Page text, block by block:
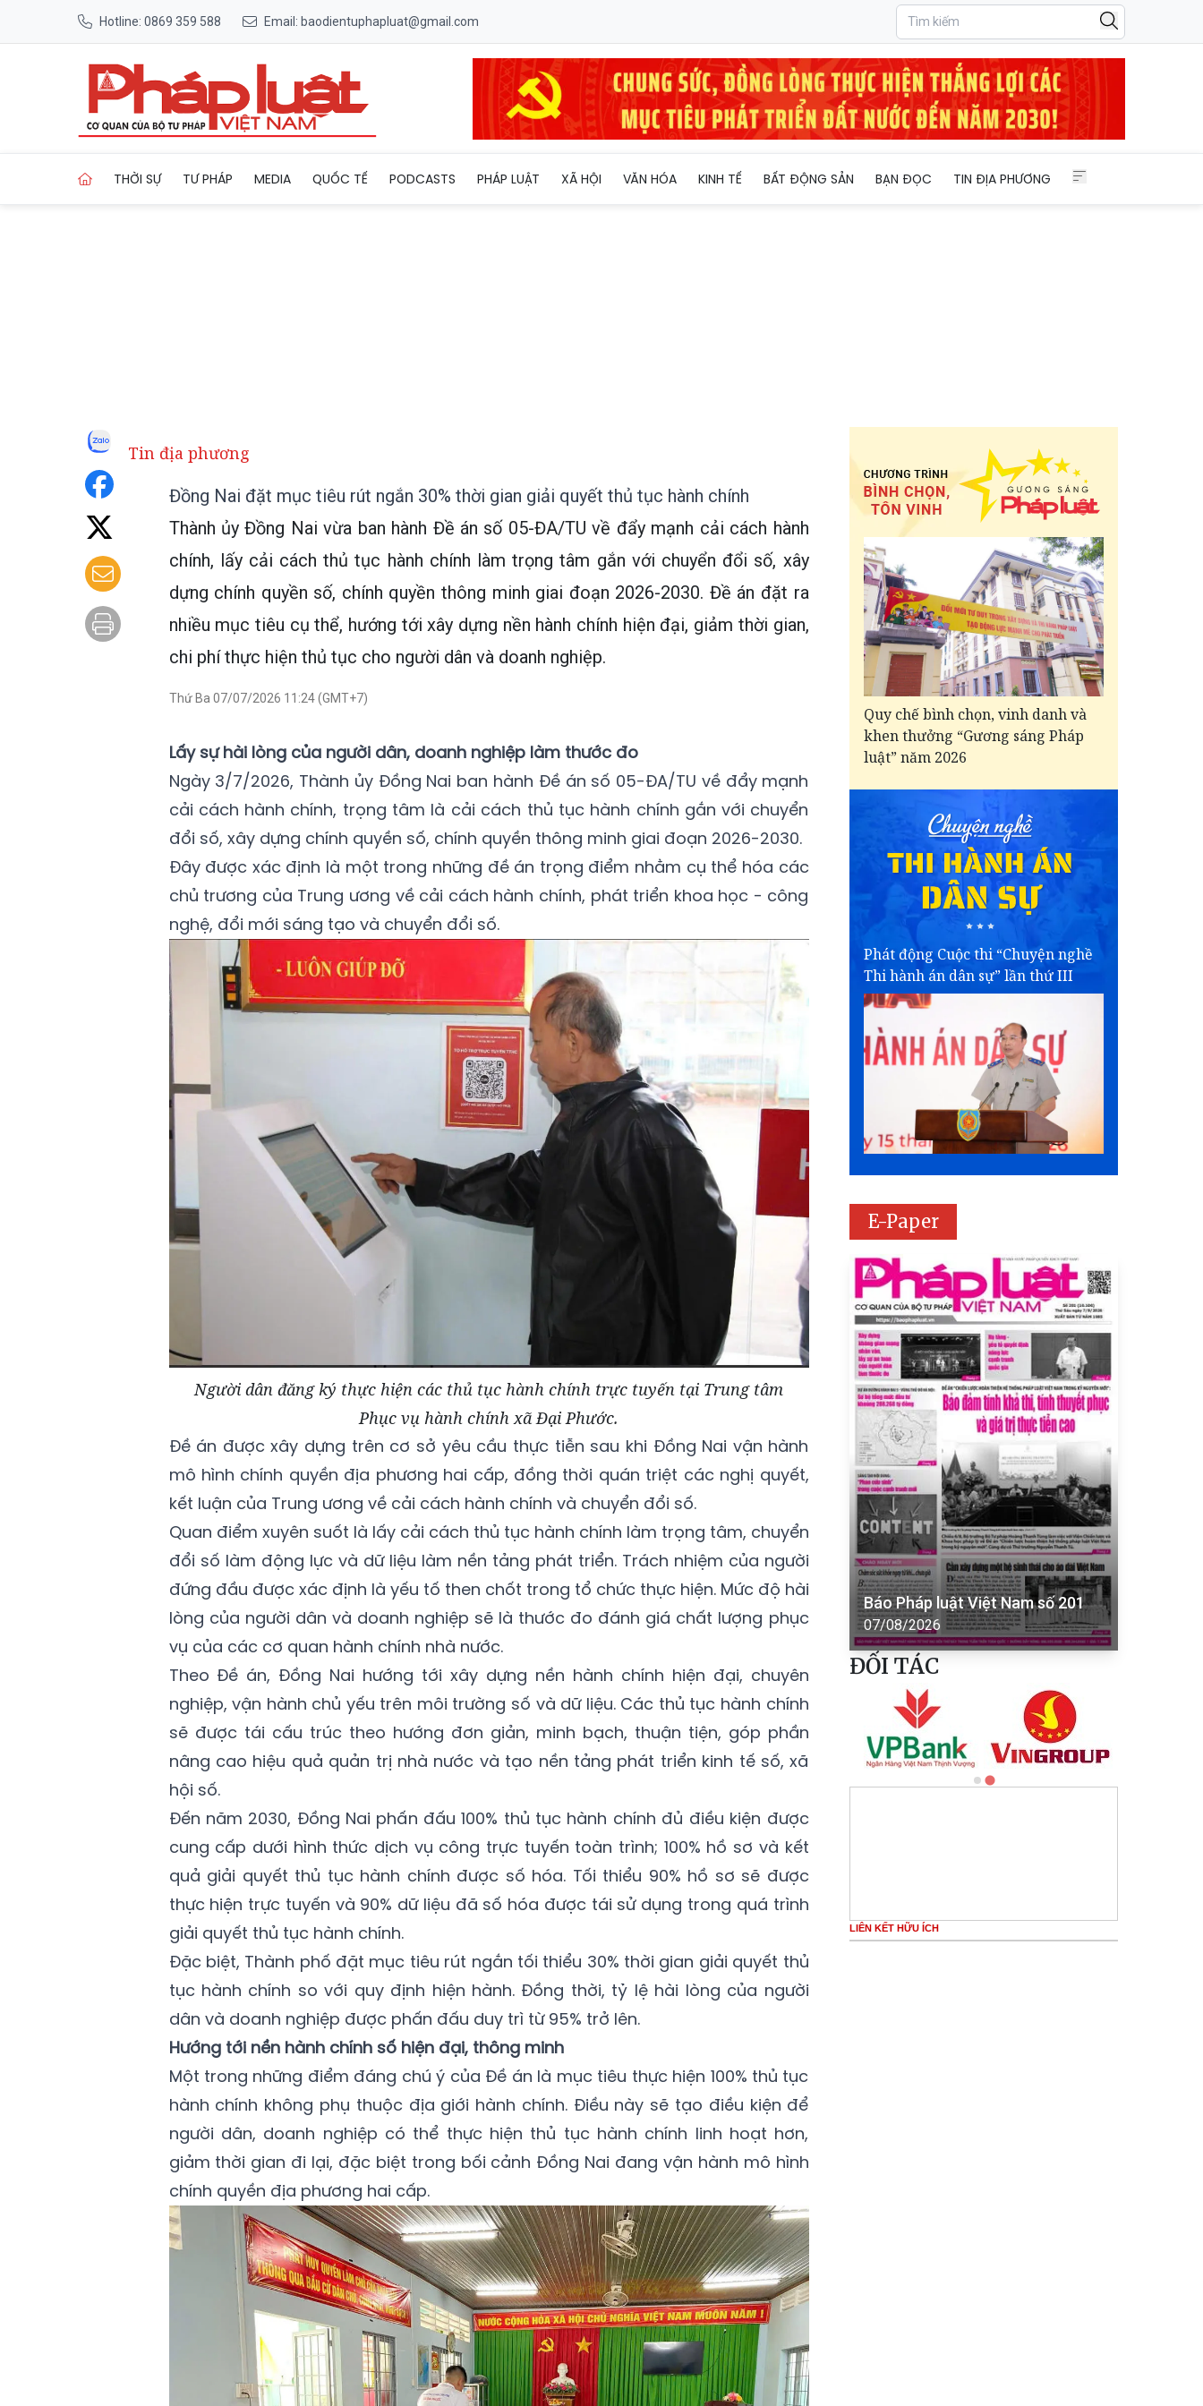
Hotline: 0869 359 588 Email: baodientuphapluat@gmail.com
THỜI SỰ TƯ PHÁP MEDIA QUỐC TẾ PODCASTS PHÁP LUẬT XÃ HỘI VĂN HÓA KINH TẾ BẤT ĐỘNG SẢN BẠN ĐỌC TIN ĐỊA PHƯƠNG
Tin địa phương
Đồng Nai đặt mục tiêu rút ngắn 30% thời gian giải quyết thủ tục hành chính
Thành ủy Đồng Nai vừa ban hành Đề án số 05-ĐA/TU về đẩy mạnh cải cách hành
chính, lấy cải cách thủ tục hành chính làm trọng tâm gắn với chuyển đổi số, xây
dựng chính quyền số, chính quyền thông minh giai đoạn 2026-2030. Đề án đặt ra
nhiều mục tiêu cụ thể, hướng tới xây dựng nền hành chính hiện đại, giảm thời gian,
chi phí thực hiện thủ tục cho người dân và doanh nghiệp.
Thứ Ba 07/07/2026 11:24 (GMT+7)
Lấy sự hài lòng của người dân, doanh nghiệp làm thước đo
Ngày 3/7/2026, Thành ủy Đồng Nai ban hành Đề án số 05-ĐA/TU về đẩy mạnh
cải cách hành chính, trọng tâm là cải cách thủ tục hành chính gắn với chuyển
đổi số, xây dựng chính quyền số, chính quyền thông minh giai đoạn 2026-2030.
Đây được xác định là một trong những đề án trọng điểm nhằm cụ thể hóa các
chủ trương của Trung ương về cải cách hành chính, phát triển khoa học - công
nghệ, đổi mới sáng tạo và chuyển đổi số.
Người dân đăng ký thực hiện các thủ tục hành chính trực tuyến tại Trung tâm
Phục vụ hành chính xã Đại Phước.
Đề án được xây dựng trên cơ sở yêu cầu thực tiễn sau khi Đồng Nai vận hành
mô hình chính quyền địa phương hai cấp, đồng thời quán triệt các nghị quyết,
kết luận của Trung ương về cải cách hành chính và chuyển đổi số.
Quan điểm xuyên suốt là lấy cải cách thủ tục hành chính làm trọng tâm, chuyển
đổi số làm động lực và dữ liệu làm nền tảng phát triển. Trách nhiệm của người
đứng đầu được xác định là yếu tố then chốt trong tổ chức thực hiện. Mức độ hài
lòng của người dân và doanh nghiệp sẽ là thước đo đánh giá chất lượng phục
vụ của các cơ quan hành chính nhà nước.
Theo Đề án, Đồng Nai hướng tới xây dựng nền hành chính hiện đại, chuyên
nghiệp, vận hành chủ yếu trên môi trường số và dữ liệu. Các thủ tục hành chính
sẽ được tái cấu trúc theo hướng đơn giản, minh bạch, thuận tiện, góp phần
nâng cao hiệu quả quản trị nhà nước và tạo nền tảng phát triển kinh tế số, xã
hội số.
Đến năm 2030, Đồng Nai phấn đấu 100% thủ tục hành chính đủ điều kiện được
cung cấp dưới hình thức dịch vụ công trực tuyến toàn trình; 100% hồ sơ và kết
quả giải quyết thủ tục hành chính được số hóa. Tối thiểu 90% hồ sơ sẽ được
thực hiện trực tuyến và 90% dữ liệu đã số hóa được tái sử dụng trong quá trình
giải quyết thủ tục hành chính.
Đặc biệt, Thành phố đặt mục tiêu rút ngắn tối thiểu 30% thời gian giải quyết thủ
tục hành chính so với quy định hiện hành. Đồng thời, tỷ lệ hài lòng của người
dân và doanh nghiệp được phấn đấu duy trì từ 95% trở lên.
Hướng tới nền hành chính số hiện đại, thông minh
Một trong những điểm đáng chú ý của Đề án là mục tiêu thực hiện 100% thủ tục
hành chính không phụ thuộc địa giới hành chính. Điều này sẽ tạo điều kiện để
người dân, doanh nghiệp có thể thực hiện thủ tục hành chính linh hoạt hơn,
giảm thời gian đi lại, đặc biệt trong bối cảnh Đồng Nai đang vận hành mô hình
chính quyền địa phương hai cấp.
Quy chế bình chọn, vinh danh và
khen thưởng “Gương sáng Pháp
luật” năm 2026
Phát động Cuộc thi “Chuyện nghề
Thi hành án dân sự” lần thứ III
E-Paper
Báo Pháp luật Việt Nam số 201
07/08/2026
ĐỐI TÁC
LIÊN KẾT HỮU ÍCH